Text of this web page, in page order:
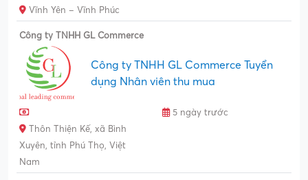
Vĩnh Yên – Vĩnh Phúc
Công ty TNHH GL Commerce
Công ty TNHH GL Commerce Tuyển
dụng Nhân viên thu mua
5 ngày trước
Thôn Thiện Kế, xã Bình
Xuyên, tỉnh Phú Thọ, Việt
Nam